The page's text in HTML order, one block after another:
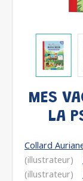
MES
LA
Collard
(illustrateur)
(illustrateur)